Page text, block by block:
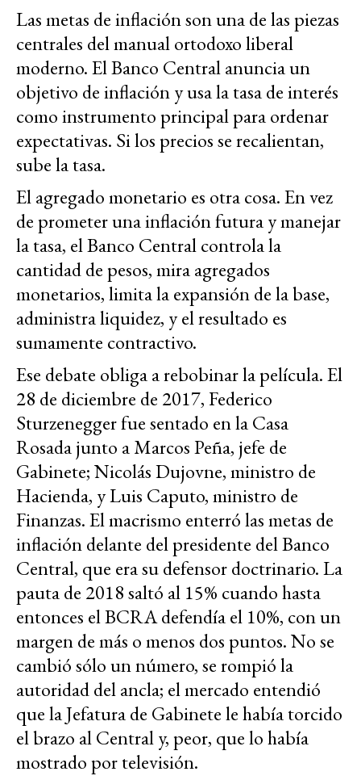
Las metas de inflación son una de las piezas
centrales del manual ortodoxo liberal
moderno. El Banco Central anuncia un
objetivo de inflación y usa la tasa de interés
como instrumento principal para ordenar
expectativas. Si los precios se recalientan,
sube la tasa.
El agregado monetario es otra cosa. En vez
de prometer una inflación futura y manejar
la tasa, el Banco Central controla la
cantidad de pesos, mira agregados
monetarios, limita la expansión de la base,
administra liquidez, y el resultado es
sumamente contractivo.
Ese debate obliga a rebobinar la película. El
28 de diciembre de 2017, Federico
Sturzenegger fue sentado en la Casa
Rosada junto a Marcos Peña, jefe de
Gabinete; Nicolás Dujovne, ministro de
Hacienda, y Luis Caputo, ministro de
Finanzas.El macrismo enterró las metas de
inflación delante del presidente del Banco
Central, que era su defensor doctrinario. La
pauta de 2018 saltó al 15% cuando hasta
entonces el BCRA defendía el 10%, con un
margen de más o menos dos puntos. No se
cambió sólo un número, se rompió la
autoridad del ancla; el mercado entendió
que la Jefatura de Gabinete le había torcido
el brazo al Central y, peor, que lo había
mostrado por televisión.